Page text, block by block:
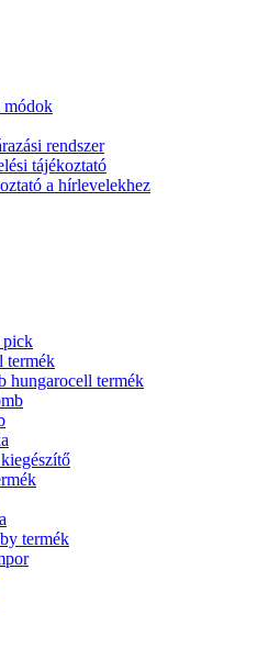
módok
rendszer
tájékoztató
a hírlevelekhez
pick
termék
hungarocell termék
termék